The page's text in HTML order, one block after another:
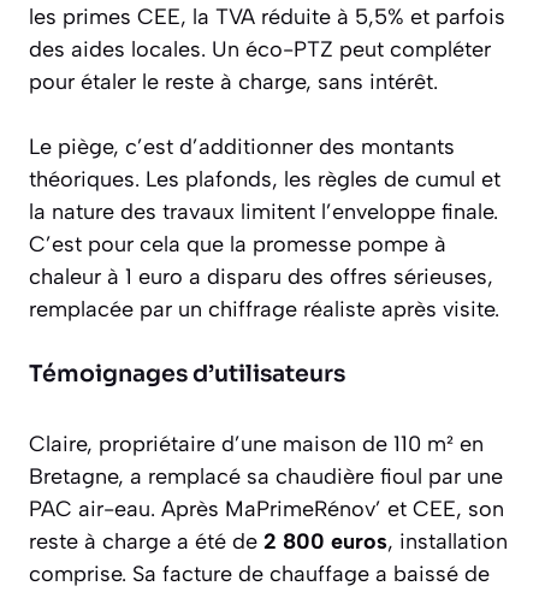
les primes CEE, la TVA réduite à 5,5% et parfois
des aides locales. Un éco-PTZ peut compléter
pour étaler le reste à charge, sans intérêt.
Le piège, c’est d’additionner des montants
théoriques. Les plafonds, les règles de cumul et
la nature des travaux limitent l’enveloppe finale.
C’est pour cela que la promesse pompe à
chaleur à 1 euro a disparu des offres sérieuses,
remplacée par un chiffrage réaliste après visite.
Témoignages d’utilisateurs
Claire, propriétaire d’une maison de 110 m² en
Bretagne, a remplacé sa chaudière fioul par une
PAC air-eau. Après MaPrimeRénov’ et CEE, son
reste à charge a été de 2 800 euros, installation
comprise. Sa facture de chauffage a baissé de